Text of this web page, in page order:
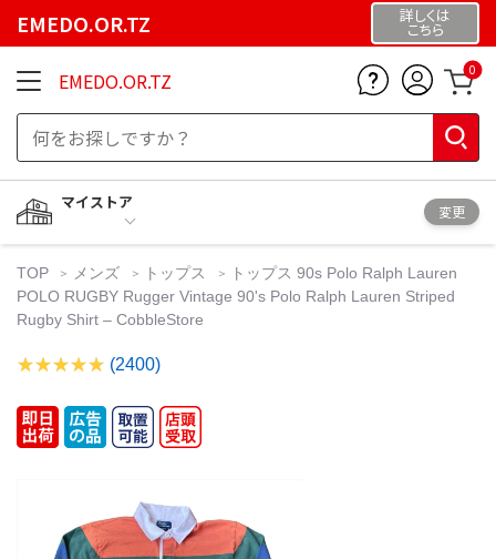
EMEDO.OR.TZ 詳しくは
こちら
EMEDO.OR.TZ 0
マイストア
変更
TOP メンズ トップス
トップス 90s Polo Ralph Lauren
POLO RUGBY Rugger Vintage 90's Polo Ralph Lauren Striped
Rugby Shirt – CobbleStore
(2400)